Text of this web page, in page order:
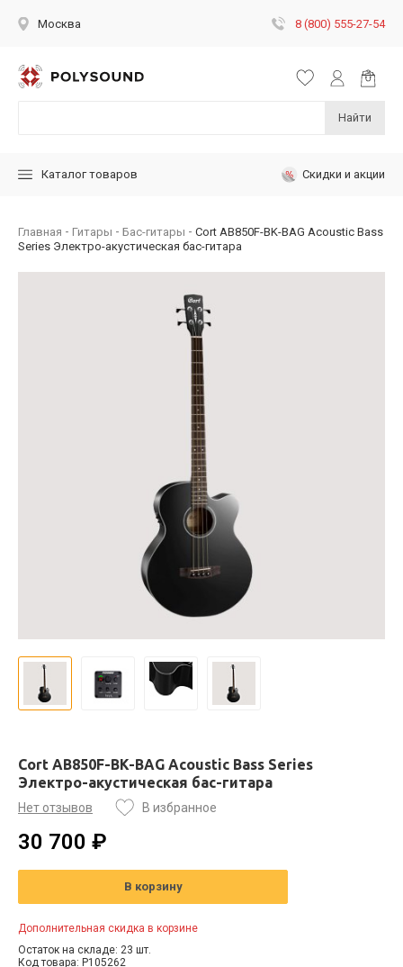
Москва 8 (800) 555-27-54
Найти
Каталог товаров Скидки и акции
Главная Гитары Бас-гитары
Cort AB850F-BK-BAG Acoustic Bass
Series Электро-акустическая бас-гитара
Cort AB850F-BK-BAG Acoustic Bass Series
Электро-акустическая бас-гитара
Нет отзывов В избранное
30 700 ₽
В корзину
Дополнительная скидка в корзине
Остаток на складе: 23 шт.
Код товара: P105262